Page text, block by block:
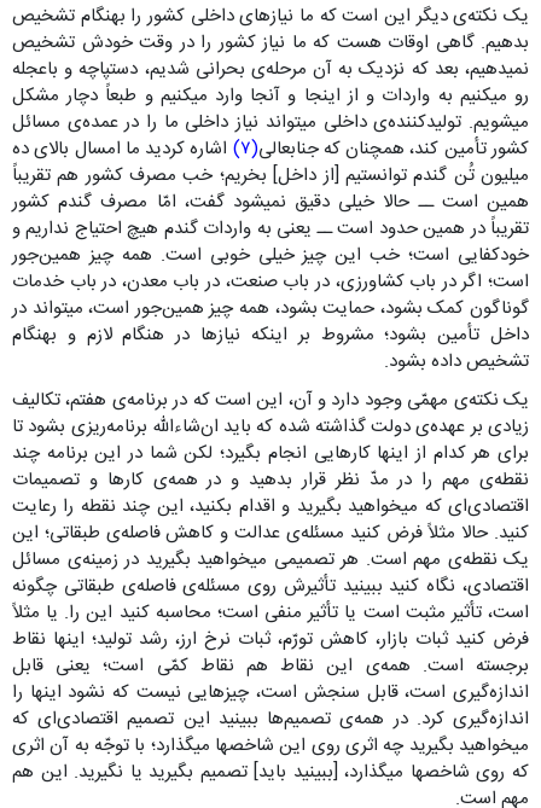
یک نکته‌ی دیگر این است که ما نیازهای داخلی کشور را بهنگام تشخیص
بدهیم. گاهی اوقات هست که ما نیاز کشور را در وقت خودش تشخیص
نمیدهیم، بعد که نزدیک به آن مرحله‌ی بحرانی شدیم، دستپاچه و باعجله
رو میکنیم به واردات و از اینجا و آنجا وارد میکنیم و طبعاً دچار مشکل
میشویم. تولیدکننده‌ی داخلی میتواند نیاز داخلی ما را در عمده‌ی مسائل
کشور تأمین کند، همچنان که جنابعالی(۷)
اشاره کردید ما امسال بالای ده
میلیون تُن گندم توانستیم [از داخل] بخریم؛ خب مصرف کشور هم تقریباً
همین است ــ حالا خیلی دقیق نمیشود گفت، امّا مصرف گندم کشور
تقریباً در همین حدود است ــ یعنی به واردات گندم هیچ احتیاج نداریم و
خودکفایی است؛ خب این چیز خیلی خوبی است. همه چیز همین‌جور
است؛ اگر در باب کشاورزی، در باب صنعت، در باب معدن، در باب خدمات
گوناگون کمک بشود، حمایت بشود، همه چیز همین‌جور است، میتواند در
داخل تأمین بشود؛ مشروط بر اینکه نیازها در هنگام لازم و بهنگام
تشخیص داده بشود.
یک نکته‌ی مهمّی وجود دارد و آن، این است که در برنامه‌ی هفتم، تکالیف
زیادی بر عهده‌ی دولت گذاشته شده که باید ان‌شاءالله برنامه‌ریزی بشود تا
برای هر کدام از اینها کارهایی انجام بگیرد؛ لکن شما در این برنامه چند
نقطه‌ی مهم را در مدّ نظر قرار بدهید و در همه‌ی کارها و تصمیمات
اقتصادی‌ای که میخواهید بگیرید و اقدام بکنید، این چند نقطه را رعایت
کنید. حالا مثلاً فرض کنید مسئله‌ی عدالت و کاهش فاصله‌ی طبقاتی؛ ‌این
یک نقطه‌ی مهم است. هر تصمیمی میخواهید بگیرید در زمینه‌ی مسائل
اقتصادی، نگاه کنید ببینید تأثیرش روی مسئله‌ی فاصله‌ی طبقاتی چگونه
است، تأثیر مثبت است یا تأثیر منفی است؛‌ محاسبه کنید این را. یا مثلاً
فرض کنید ثبات بازار، کاهش تورّم، ثبات نرخ ارز، رشد تولید؛‌ اینها نقاط
برجسته است. همه‌ی این نقاط هم نقاط کمّی است؛ یعنی قابل
اندازه‌گیری است، قابل سنجش است، چیزهایی نیست که نشود اینها را
اندازه‌گیری کرد. در همه‌ی تصمیم‌ها ببینید این تصمیم اقتصادی‌ای که
میخواهید بگیرید چه اثری روی این شاخصها میگذارد؛ با توجّه به آن اثری
که روی شاخصها میگذارد، [ببینید باید] تصمیم بگیرید یا نگیرید. این هم
مهم است.